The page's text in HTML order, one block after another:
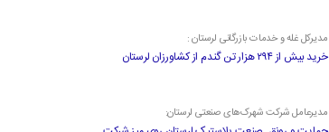
مدیرکل غله و خدمات بازرگانی لرستان :
خرید بیش از ۲۹۴ هزار تن گندم از کشاورزان لرستان
مدیرعامل شرکت شهرک‌های صنعتی لرستان: